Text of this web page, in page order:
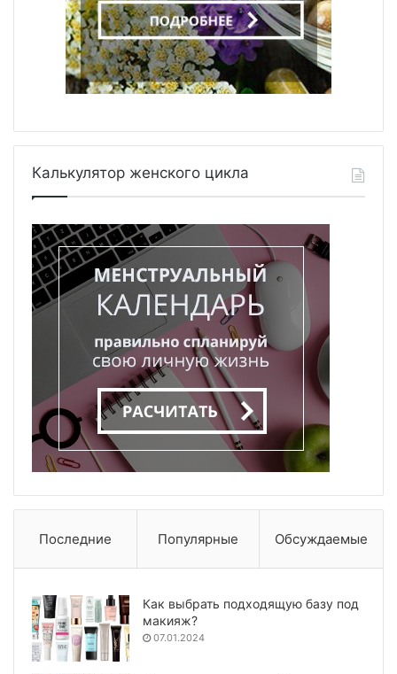
Калькулятор женского цикла
Последние Популярные Обсуждаемые
Как выбрать подходящую базу под
макияж?
07.01.2024